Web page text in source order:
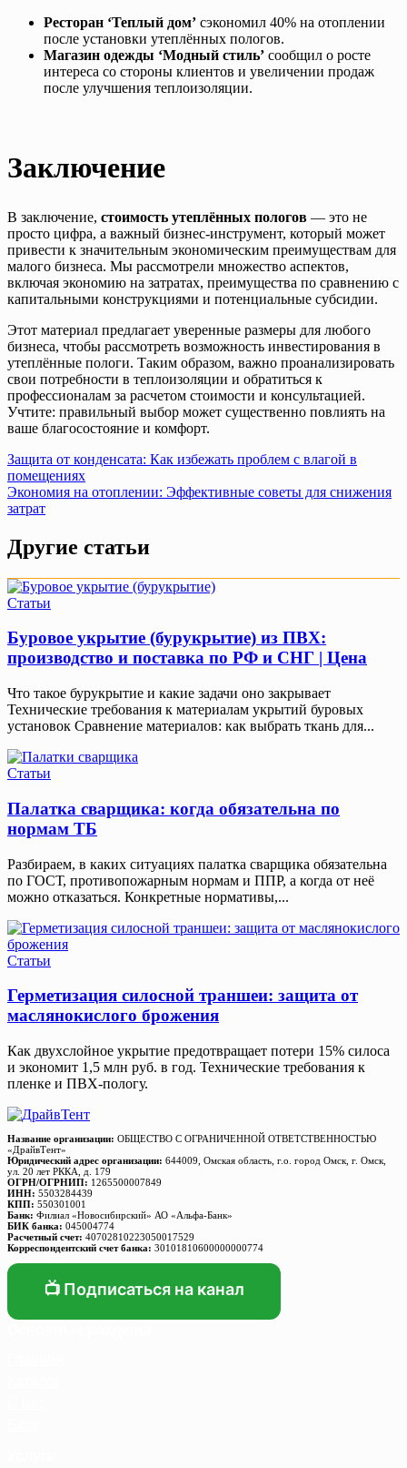
Ресторан ‘Теплый дом’ сэкономил 40% на отоплении
после установки утеплённых пологов.
Магазин одежды ‘Модный стиль’ сообщил о росте
интереса со стороны клиентов и увеличении продаж
после улучшения теплоизоляции.
Заключение
В заключение, стоимость утеплённых пологов — это не
просто цифра, а важный бизнес-инструмент, который может
привести к значительным экономическим преимуществам для
малого бизнеса. Мы рассмотрели множество аспектов,
включая экономию на затратах, преимущества по сравнению с
капитальными конструкциями и потенциальные субсидии.
Этот материал предлагает уверенные размеры для любого
бизнеса, чтобы рассмотреть возможность инвестирования в
утеплённые пологи. Таким образом, важно проанализировать
свои потребности в теплоизоляции и обратиться к
профессионалам за расчетом стоимости и консультацией.
Учтите: правильный выбор может существенно повлиять на
ваше благосостояние и комфорт.
Навигация
по
записям
Защита от конденсата: Как избежать проблем с влагой в
помещениях
Экономия на отоплении: Эффективные советы для снижения
затрат
Другие статьи
Статьи
Буровое укрытие (бурукрытие) из ПВХ:
производство и поставка по РФ и СНГ | Цена
Что такое бурукрытие и какие задачи оно закрывает
Технические требования к материалам укрытий буровых
установок Сравнение материалов: как выбрать ткань для...
Статьи
Палатка сварщика: когда обязательна по
нормам ТБ
Разбираем, в каких ситуациях палатка сварщика обязательна
по ГОСТ, противопожарным нормам и ППР, а когда от неё
можно отказаться. Конкретные нормативы,...
Статьи
Герметизация силосной траншеи: защита от
маслянокислого брожения
Как двухслойное укрытие предотвращает потери 15% силоса
и экономит 1,5 млн руб. в год. Технические требования к
пленке и ПВХ-пологу.
Название организации: ОБЩЕСТВО С ОГРАНИЧЕННОЙ ОТВЕТСТВЕННОСТЬЮ
«ДрайвТент»
Юридический адрес организации: 644009, Омская область, г.о. город Омск, г. Омск,
ул. 20 лет РККА, д. 179
ОГРН/ОГРНИП: 1265500007849
ИНН: 5503284439
КПП: 550301001
Банк: Филиал «Новосибирский» АО «Альфа-Банк»
БИК банка: 045004774
Расчетный счет: 40702810223050017529
Корреспондентский счет банка: 30101810600000000774
📺 Подписаться на канал